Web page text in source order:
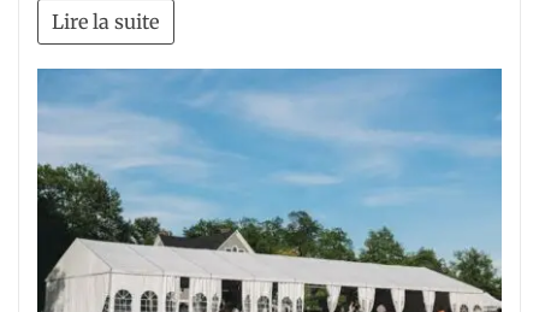
Lire la suite